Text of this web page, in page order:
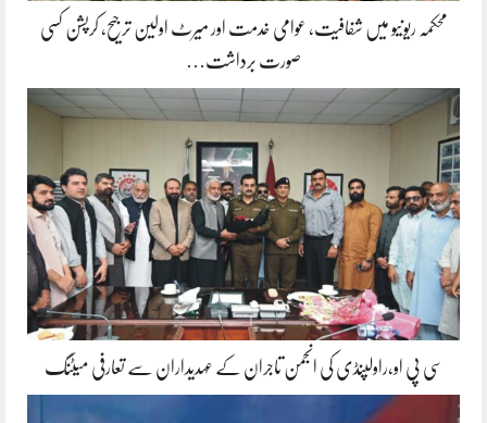
محکمہ ریونیو میں شفافیت، عوامی خدمت اور میرٹ اولین ترجیح، کرپشن کسی
صورت برداشت…
سی پی او،راولپنڈی کی انجمن تاجران کے عہدیداران سے تعارفی میٹنگ